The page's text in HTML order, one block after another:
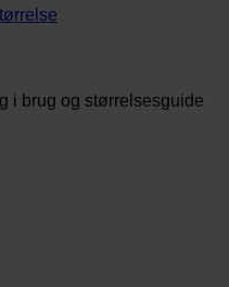
i brug og størrelsesguide